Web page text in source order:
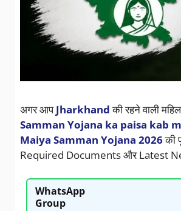
अगर आपJharkhandकी रहने वाली
Samman Yojana ka paisa kab
Maiya Samman Yojana 2026की
Required Documents और Latest
WhatsApp
Group